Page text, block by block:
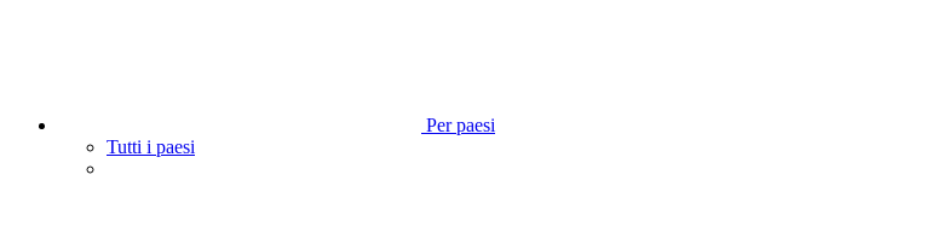
Per paesi
Tutti i paesi